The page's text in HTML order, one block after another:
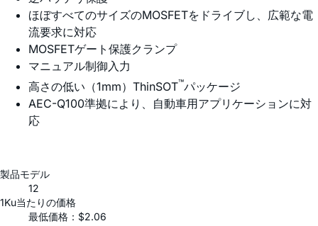
ほぼすべてのサイズのMOSFETをドライブし、広範な電
流要求に対応
MOSFETゲート保護クランプ
マニュアル制御入力
高さの低い（1mm）ThinSOT™パッケージ
AEC-Q100準拠により、自動車用アプリケーションに対
応
製品モデル
12
1Ku当たりの価格
最低価格：$2.06